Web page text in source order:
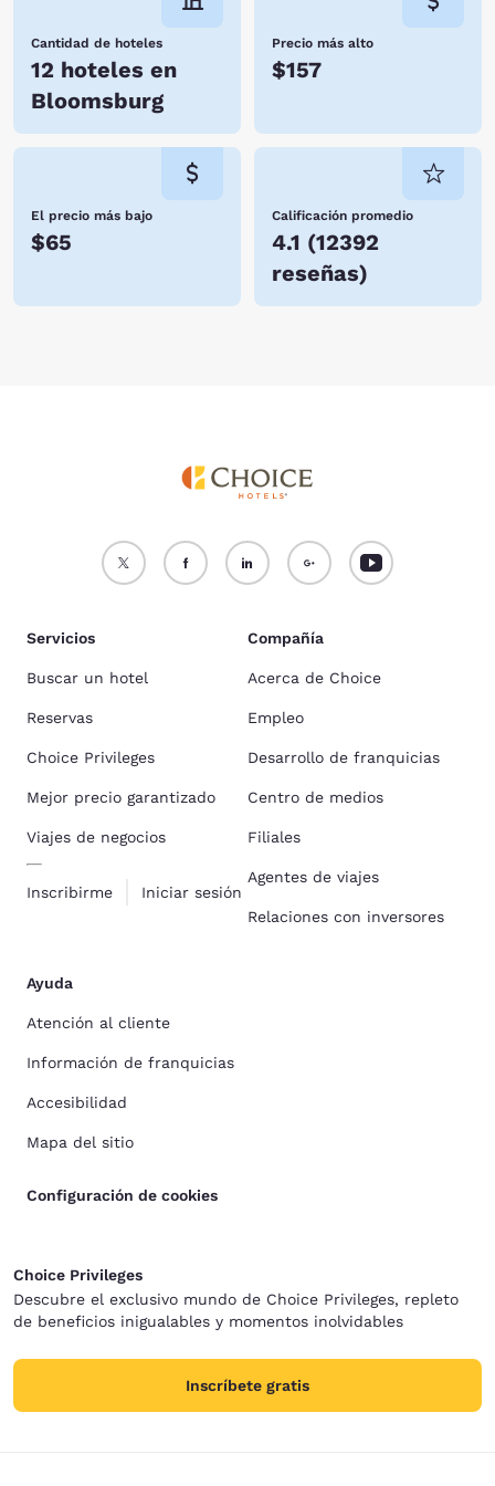
Cantidad de hoteles
12 hoteles en
Bloomsburg
Precio más alto
$157
El precio más bajo
$65
Calificación promedio
4.1 (12392
reseñas)
Servicios
Buscar un hotel
Reservas
Choice Privileges
Mejor precio garantizado
Viajes de negocios
Inscribirme Iniciar sesión
Compañía
Acerca de Choice
Empleo
Desarrollo de franquicias
Centro de medios
Filiales
Agentes de viajes
Relaciones con inversores
Ayuda
Atención al cliente
Información de franquicias
Accesibilidad
Mapa del sitio
Configuración de cookies
Choice Privileges
Descubre el exclusivo mundo de Choice Privileges, repleto
de beneficios inigualables y momentos inolvidables
Inscríbete gratis